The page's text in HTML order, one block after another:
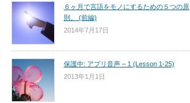
６ヶ月で言語をモノにするための５つの原
則。 (前編)
2014年7月17日
保護中: アプリ音声 – 1 (Lesson 1-25)
2013年1月1日